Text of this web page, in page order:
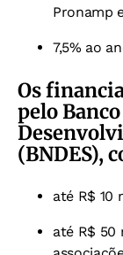
Pronamp
7,5% ao
Os
pelo
(BNDES),
até R$ 10
até R$ 50